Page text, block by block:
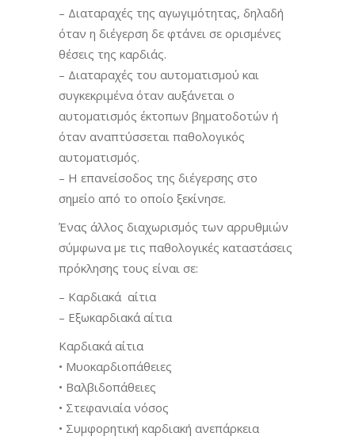
– Διαταραχές της αγωγιμότητας, δηλαδή
όταν η διέγερση δε φτάνει σε ορισμένες
θέσεις της καρδιάς.
– Διαταραχές του αυτοματισμού και
συγκεκριμένα όταν αυξάνεται ο
αυτοματισμός έκτοπων βηματοδοτών ή
όταν αναπτύσσεται παθολογικός
αυτοματισμός.
– Η επανείσοδος της διέγερσης στο
σημείο από το οποίο ξεκίνησε.
Ένας άλλος διαχωρισμός των αρρυθμιών
σύμφωνα με τις παθολογικές καταστάσεις
πρόκλησης τους είναι σε:
– Καρδιακά αίτια
– Εξωκαρδιακά αίτια
Καρδιακά αίτια
• Μυοκαρδιοπάθειες
• Βαλβιδοπάθειες
• Στεφανιαία νόσος
• Συμφορητική καρδιακή ανεπάρκεια